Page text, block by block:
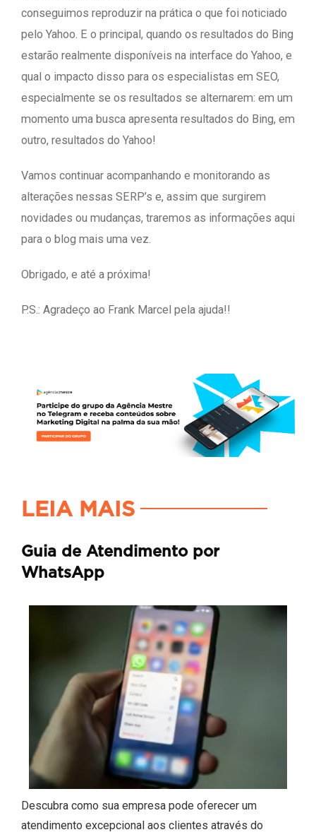
conseguimos reproduzir na prática o que foi noticiado
pelo Yahoo. E o principal, quando os resultados do Bing
estarão realmente disponíveis na interface do Yahoo, e
qual o impacto disso para os especialistas em SEO,
especialmente se os resultados se alternarem: em um
momento uma busca apresenta resultados do Bing, em
outro, resultados do Yahoo!
Vamos continuar acompanhando e monitorando as
alterações nessas SERP’s e, assim que surgirem
novidades ou mudanças, traremos as informações aqui
para o blog mais uma vez.
Obrigado, e até a próxima!
P.S.: Agradeço ao Frank Marcel pela ajuda!!
LEIA MAIS
Guia de Atendimento por
WhatsApp
Descubra como sua empresa pode oferecer um
atendimento excepcional aos clientes através do